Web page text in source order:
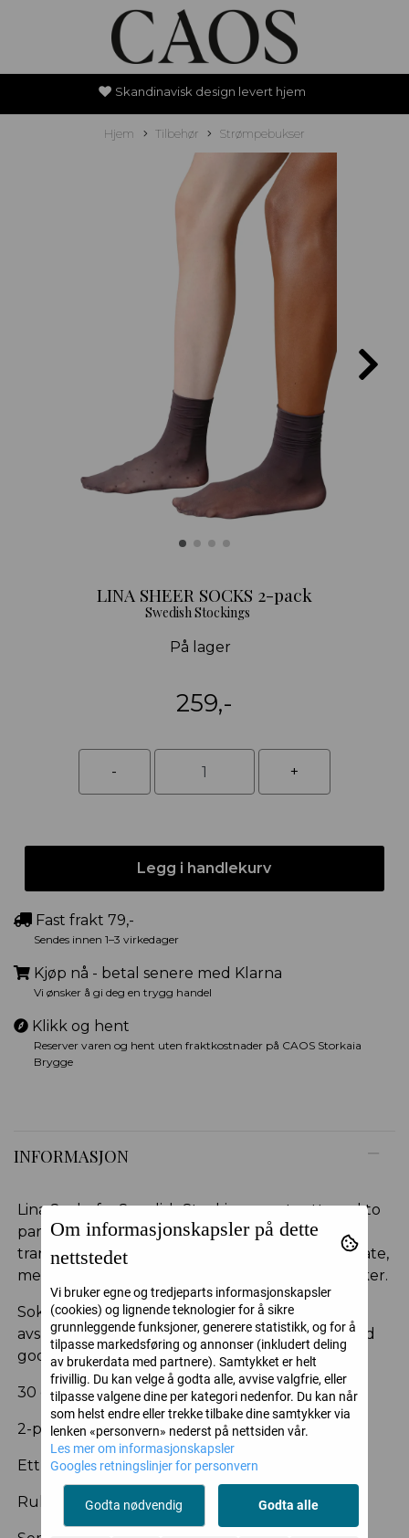
Skandinavisk design levert hjem
Hjem Tilbehør Strømpebukser
LINA SHEER SOCKS 2-pack
Swedish Stockings
På lager
259,-
Legg i handlekurv
Fast frakt 79,-
Sendes innen 1–3 virkedager
Kjøp nå - betal senere med Klarna
Vi ønsker å gi deg en trygg handel
Klikk og hent
Reserver varen og hent uten fraktkostnader på CAOS Storkaia
Brygge
INFORMASJON
Lina Socks fra Swedish Stockings er et sett med to
par ankelsokker i 30 denier. Den lette, semi-
transparente kvaliteten gir en jevn og fin overflate,
med ett par ensfarget og ett med diskrete prikker.
Sokkene har rullekant øverst for en myk
avslutning og er laget i resirkulert polyamid med
god stretch.
30 denier
2-pack
Ett par ensfarget og ett med prikker
Rullekant
Om informasjonskapsler på dette
nettstedet
Vi bruker egne og tredjeparts informasjonskapsler
(cookies) og lignende teknologier for å sikre
grunnleggende funksjoner, generere statistikk, og for å
tilpasse markedsføring og annonser (inkludert deling
av brukerdata med partnere). Samtykket er helt
frivillig. Du kan velge å godta alle, avvise valgfrie, eller
tilpasse valgene dine per kategori nedenfor. Du kan når
som helst endre eller trekke tilbake dine samtykker via
lenken «personvern» nederst på nettsiden vår.
Les mer om informasjonskapsler
Googles retningslinjer for personvern
Godta nødvendig Godta alle